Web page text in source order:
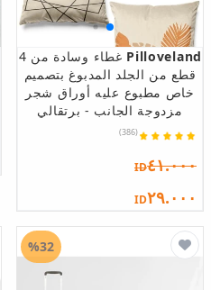
Pilloveland
غطاء وسادة من 4
قطع من الجلد المدبوغ بتصميم
خاص مطبوع عليه أوراق شجر
مزدوجة الجانب - برتقالي
(386)
ID٤١.٠٠٠
ID٢٩.٠٠٠
%32